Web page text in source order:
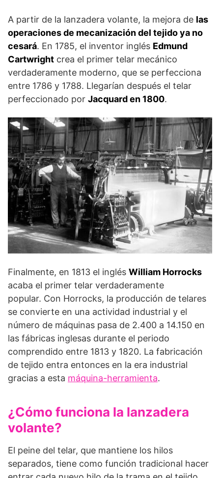
A partir de la lanzadera volante, la mejora de las
operaciones de mecanización del tejido ya no
cesará. En 1785, el inventor inglés Edmund
Cartwright crea el primer telar mecánico
verdaderamente moderno, que se perfecciona
entre 1786 y 1788. Llegarían después el telar
perfeccionado por Jacquard en 1800.
Finalmente, en 1813 el inglés William Horrocks
acaba el primer telar verdaderamente
popular. Con Horrocks, la producción de telares
se convierte en una actividad industrial y el
número de máquinas pasa de 2.400 a 14.150 en
las fábricas inglesas durante el periodo
comprendido entre 1813 y 1820. La fabricación
de tejido entra entonces en la era industrial
gracias a esta máquina-herramienta.
¿Cómo funciona la lanzadera
volante?
El peine del telar, que mantiene los hilos
separados, tiene como función tradicional hacer